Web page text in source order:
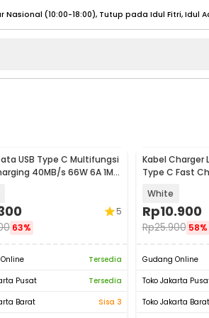
Minggu (08:00 - 20:00), Tutup pada Idul Fitri
Nasional (12:00-20:00), Tutup pada Idul Fitri
USB Type C Multifungsi
40MB/s 66W 6A 1M -
63%
5
Tersedia
Pusat
Tersedia
Barat
Sisa 3
Kabel Charger
Type C Fast
White
Rp10.900
Rp25.900 58%
Gudang Online
Toko Jakarta
Toko Jakarta Barat